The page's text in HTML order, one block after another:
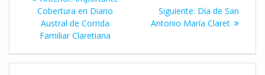
entradas
anterior:
Cobertura en Diario
Austral de Corrida
Familiar Claretiana
Siguiente: Siguiente
entrada:
Día de San
Antonio María Claret